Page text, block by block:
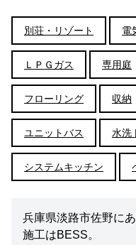
別荘・リゾート 電
ＬＰＧガス 専用庭
フローリング 収納
ユニットバス 水洗
システムキッチン
兵庫県淡路市佐野に
施工はBESS。